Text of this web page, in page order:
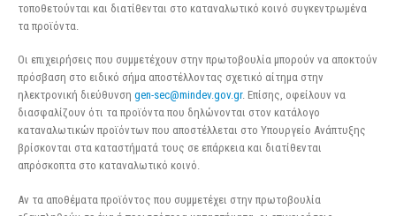
τοποθετούνται και διατίθενται στο καταναλωτικό κοινό συγκεντρωμένα
τα προϊόντα.
Οι επιχειρήσεις που συμμετέχουν στην πρωτοβουλία μπορούν να αποκτούν
πρόσβαση στο ειδικό σήμα αποστέλλοντας σχετικό αίτημα στην
ηλεκτρονική διεύθυνση gen-sec@mindev.gov.gr. Επίσης, οφείλουν να
διασφαλίζουν ότι τα προϊόντα που δηλώνονται στον κατάλογο
καταναλωτικών προϊόντων που αποστέλλεται στο Υπουργείο Ανάπτυξης
βρίσκονται στα καταστήματά τους σε επάρκεια και διατίθενται
απρόσκοπτα στο καταναλωτικό κοινό.
Αν τα αποθέματα προϊόντος που συμμετέχει στην πρωτοβουλία